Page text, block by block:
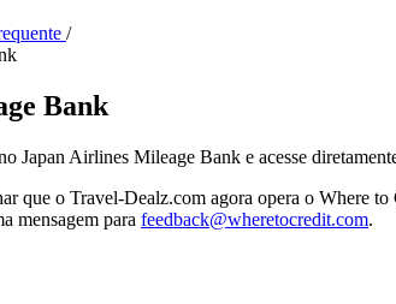
/
Bank
Japan Airlines Mileage Bank e acesse
que o Travel-Dealz.com agora opera o Where
mensagem para feedback@wheretocredit.com.